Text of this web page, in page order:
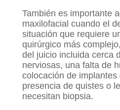
También es importante
maxilofacial cuando el
situación que requiere
quirúrgico más
del juicio incluida cerca
nerviosas, una falta de
colocación de implantes
presencia de quistes o
necesitan biopsia.